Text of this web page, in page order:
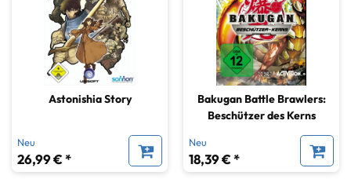
Astonishia Story
Neu
26,99 € *
Bakugan Battle Brawlers:
Beschützer des Kerns
Neu
18,39 € *